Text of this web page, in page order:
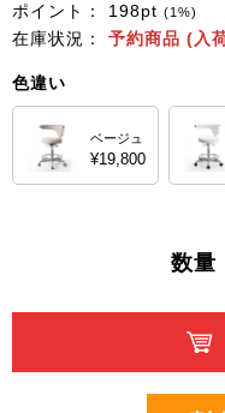
ポイント： 198pt (1%)
在庫状況： 予約商品 (入
色違い
ベージュ
¥19,800
数量